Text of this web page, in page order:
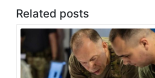
Related posts